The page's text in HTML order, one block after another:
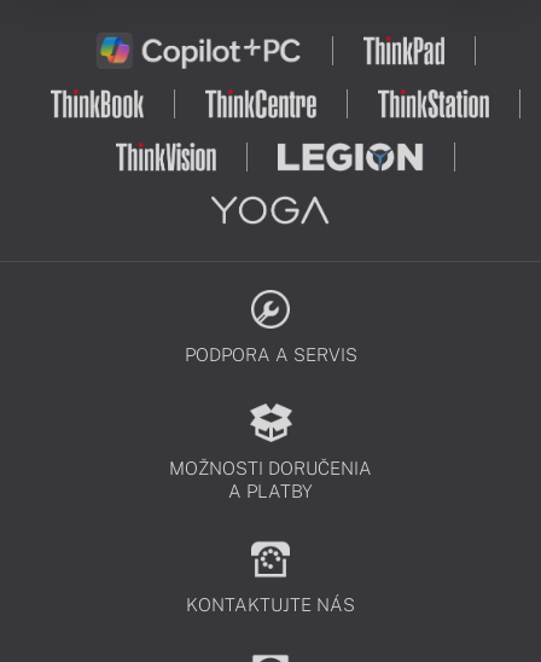
PODPORA A SERVIS
MOŽNOSTI DORUČENIA
A PLATBY
KONTAKTUJTE NÁS